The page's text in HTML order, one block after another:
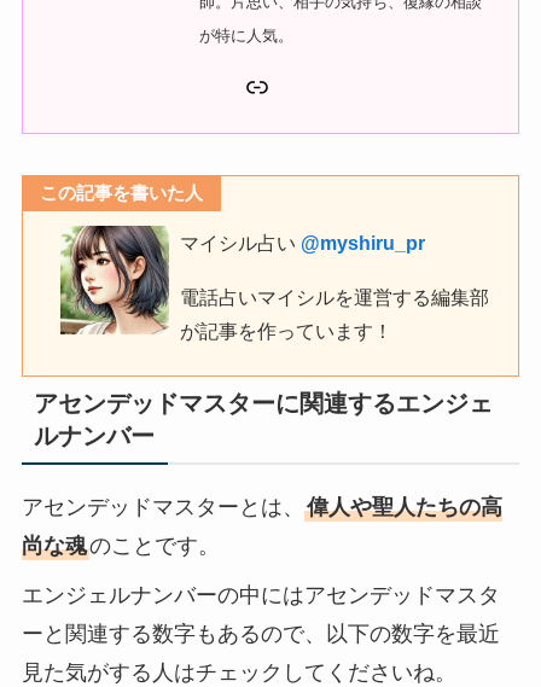
が特に人気。
リンク
この記事を書いた人
マイシル占い @myshiru_pr
電話占いマイシルを運営する編集部
が記事を作っています！
アセンデッドマスターに関連するエンジェ
ルナンバー
アセンデッドマスターとは、 偉人や聖人たちの高
尚な魂のことです。
エンジェルナンバーの中にはアセンデッドマスタ
ーと関連する数字もあるので、以下の数字を最近
見た気がする人はチェックしてくださいね。